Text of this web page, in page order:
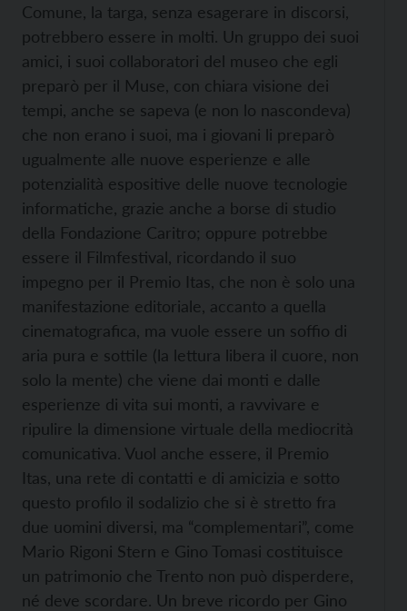
Comune, la targa, senza esagerare in discorsi,
potrebbero essere in molti. Un gruppo dei suoi
amici, i suoi collaboratori del museo che egli
preparò per il Muse, con chiara visione dei
tempi, anche se sapeva (e non lo nascondeva)
che non erano i suoi, ma i giovani li preparò
ugualmente alle nuove esperienze e alle
potenzialità espositive delle nuove tecnologie
informatiche, grazie anche a borse di studio
della Fondazione Caritro; oppure potrebbe
essere il Filmfestival, ricordando il suo
impegno per il Premio Itas, che non è solo una
manifestazione editoriale, accanto a quella
cinematografica, ma vuole essere un soffio di
aria pura e sottile (la lettura libera il cuore, non
solo la mente) che viene dai monti e dalle
esperienze di vita sui monti, a ravvivare e
ripulire la dimensione virtuale della mediocrità
comunicativa. Vuol anche essere, il Premio
Itas, una rete di contatti e di amicizia e sotto
questo profilo il sodalizio che si è stretto fra
due uomini diversi, ma “complementari”, come
Mario Rigoni Stern e Gino Tomasi costituisce
un patrimonio che Trento non può disperdere,
né deve scordare. Un breve ricordo per Gino